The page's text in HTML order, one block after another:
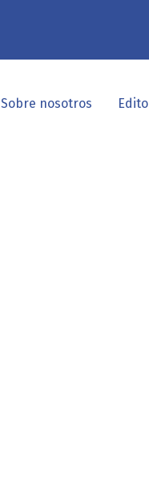
Sobre nosotros